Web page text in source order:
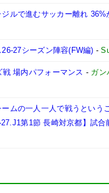
ルで進むサッカー離れ 36%
27シーズン陣容(FW編) -
場内パフォーマンス - ガン
ムの一人一人で戦うという
第1節 長崎対京都】試合